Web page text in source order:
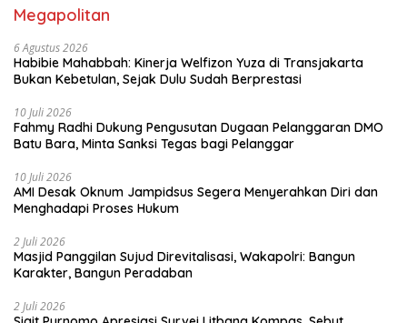
Megapolitan
6 Agustus 2026
Habibie Mahabbah: Kinerja Welfizon Yuza di Transjakarta
Bukan Kebetulan, Sejak Dulu Sudah Berprestasi
10 Juli 2026
Fahmy Radhi Dukung Pengusutan Dugaan Pelanggaran DMO
Batu Bara, Minta Sanksi Tegas bagi Pelanggar
10 Juli 2026
AMI Desak Oknum Jampidsus Segera Menyerahkan Diri dan
Menghadapi Proses Hukum
2 Juli 2026
Masjid Panggilan Sujud Direvitalisasi, Wakapolri: Bangun
Karakter, Bangun Peradaban
2 Juli 2026